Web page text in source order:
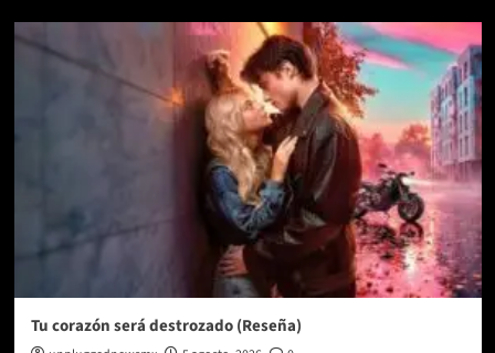
Tu corazón será destrozado (Reseña)